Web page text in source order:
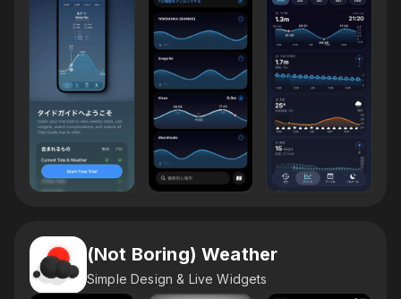
(Not Boring) Weather
Simple Design & Live Widgets